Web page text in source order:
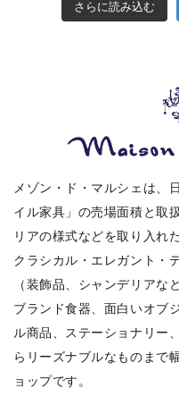
さらに読み込む
メゾン・ド・マルシェは、
イル家具」の売場面積と取
リアの様式などを取り入れ
クラシカル・エレガント・
（装飾品、シャンデリアな
ブランド食器、面白いオブ
ル商品、ステーショナリー
らリーズナブルなものまで
ョップです。